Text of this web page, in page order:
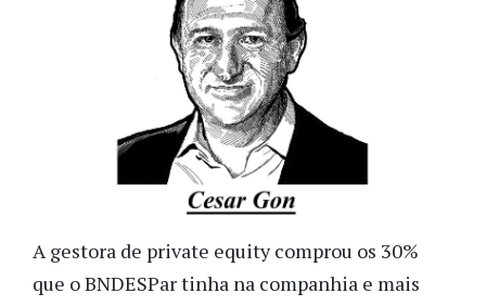
A gestora de private equity comprou os 30%
que o BNDESPar tinha na companhia e mais